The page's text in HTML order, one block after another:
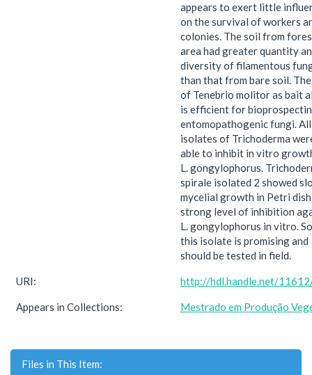
appears to exert little
on the survival of workers
colonies. The soil from
area had greater quantity
diversity of filamentous
than that from bare soil.
of Tenebrio molitor as bait
is efficient for
entomopathogenic fungi. All
isolates of Trichoderma
able to inhibit in vitro
L. gongylophorus.
spirale isolated 2 showed
mycelial growth in Petri
strong level of inhibition
L. gongylophorus in vitro.
this isolate is promising and
should be tested in field.
URI: http://hdl.handle.net/
Appears in Collections: Mestrado em Produção
Files in This Item: